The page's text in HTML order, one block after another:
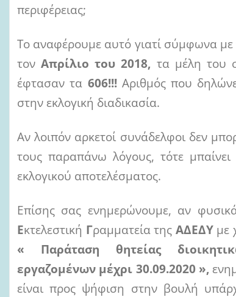
περιφέρειας;
Το αναφέρουμε αυτό γιατί σύμφωνα
τονΑπρίλιο του 2018, τα μέλη του
έφτασαν τα 606!!! Αριθμός που
στην εκλογική διαδικασία.
Αν λοιπόν αρκετοί συνάδελφοι δεν
τους παραπάνω λόγους, τότε
εκλογικού αποτελέσματος.
Επίσης σας ενημερώνουμε, αν
Εκτελεστική Γραμματεία της ΑΔΕΔΥμε
« Παράταση θητείας
εργαζομένων μέχρι 30.09.2020 »,
είναι προς ψήφιση στην βουλή